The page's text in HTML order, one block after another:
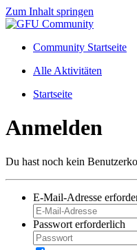
Zum Inhalt springen
Community Startseite
Alle Aktivitäten
Startseite
Anmelden
Du hast noch kein
E-Mail-Adresse
Passwort erforderlich